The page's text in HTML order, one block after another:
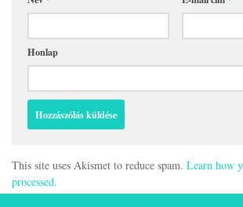
Honlap
This site uses Akismet to reduce spam. Learn how
processed.